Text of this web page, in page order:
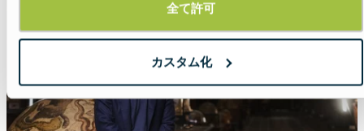
全て許可
カスタム化